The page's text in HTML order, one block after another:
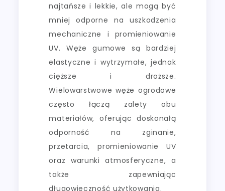
najtańsze i lekkie, ale mogą być
mniej odporne na uszkodzenia
mechaniczne i promieniowanie
UV. Węże gumowe są bardziej
elastyczne i wytrzymałe, jednak
cięższe i droższe.
Wielowarstwowe węże ogrodowe
często łączą zalety obu
materiałów, oferując doskonałą
odporność na zginanie,
przetarcia, promieniowanie UV
oraz warunki atmosferyczne, a
także zapewniając
długowieczność użytkowania.